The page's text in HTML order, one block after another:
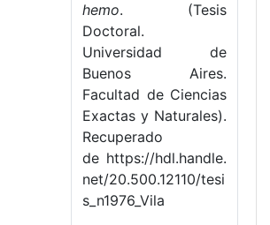
hemo. (Tesis
Doctoral.
Universidad de
Buenos Aires.
Facultad de Ciencias
Exactas y Naturales).
Recuperado
de https://hdl.handle.
net/20.500.12110/tesi
s_n1976_Vila